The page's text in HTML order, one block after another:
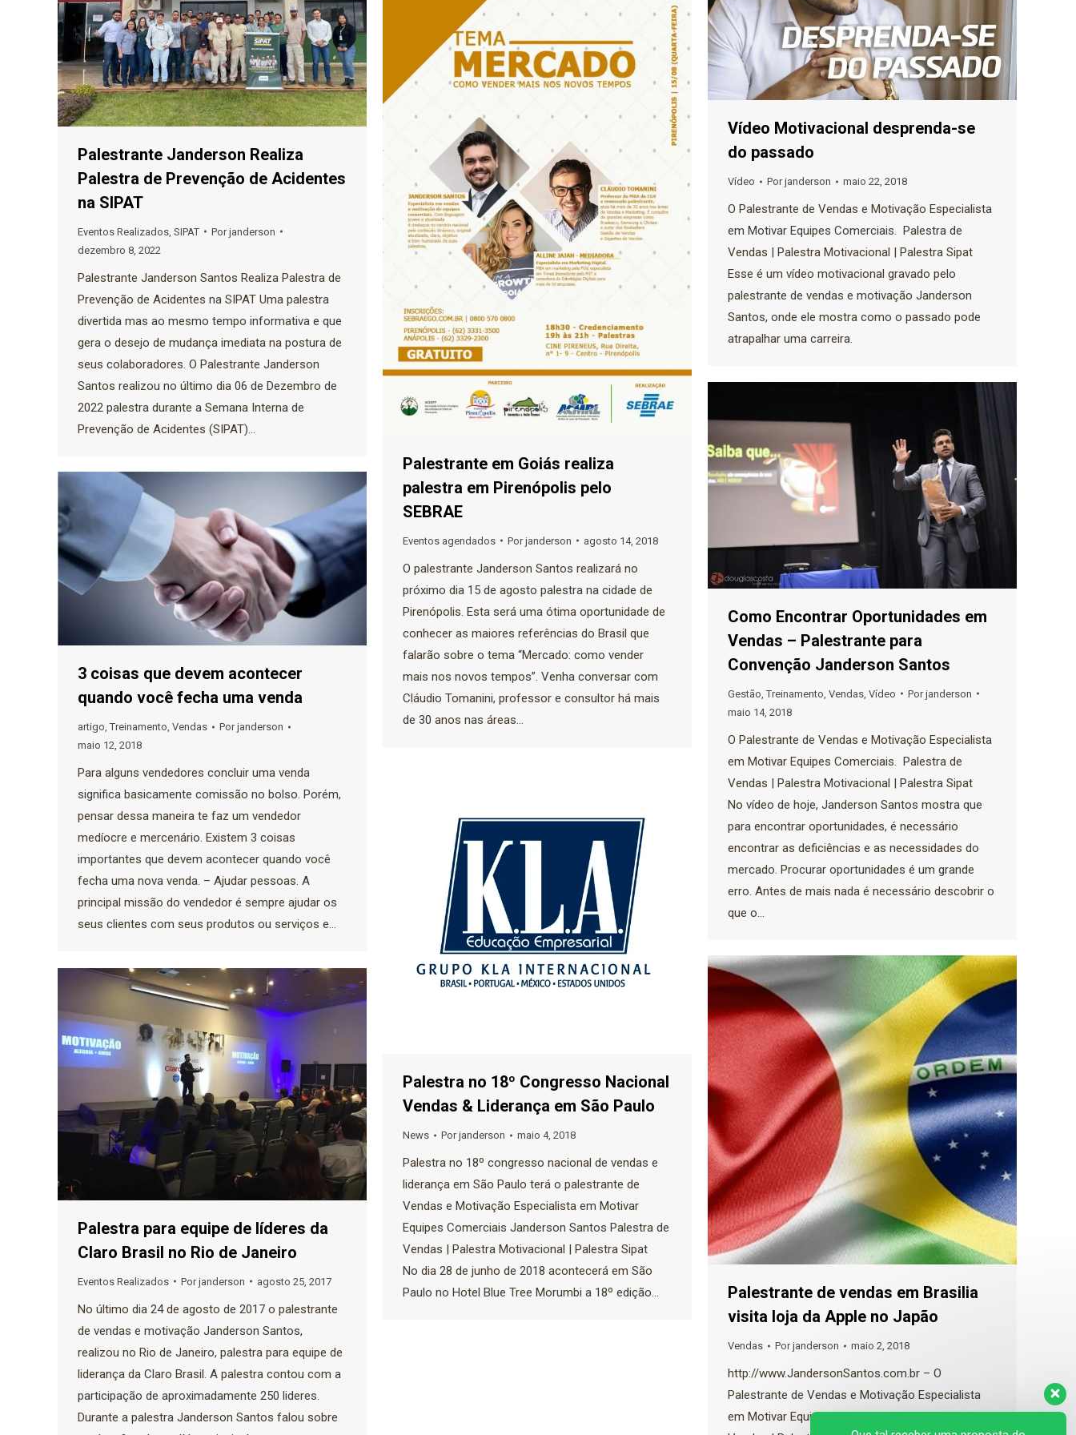
Palestrante Janderson Realiza
Palestra de Prevenção de Acidentes
na SIPAT
Eventos Realizados SIPAT Porjanderson
dezembro 8, 2022
Palestrante Janderson Santos Realiza Palestra de
Prevenção de Acidentes na SIPAT Uma palestra
divertida mas ao mesmo tempo informativa e que
gera o desejo de mudança imediata na postura de
seus colaboradores. O Palestrante Janderson
Santos realizou no último dia 06 de Dezembro de
2022 palestra durante a Semana Interna de
Prevenção de Acidentes (SIPAT)…
Palestrante em Goiás realiza
palestra em Pirenópolis pelo
SEBRAE
Eventos agendados Porjanderson agosto 14, 2018
O palestrante Janderson Santos realizará no
próximo dia 15 de agosto palestra na cidade de
Pirenópolis. Esta será uma ótima oportunidade de
conhecer as maiores referências do Brasil que
falarão sobre o tema “Mercado: como vender
mais nos novos tempos”. Venha conversar com
Cláudio Tomanini, professor e consultor há mais
de 30 anos nas áreas…
Vídeo Motivacional desprenda-se
do passado
Vídeo Porjanderson maio 22, 2018
O Palestrante de Vendas e Motivação Especialista
em Motivar Equipes Comerciais. Palestra de
Vendas | Palestra Motivacional | Palestra Sipat
Esse é um vídeo motivacional gravado pelo
palestrante de vendas e motivação Janderson
Santos, onde ele mostra como o passado pode
atrapalhar uma carreira.
Como Encontrar Oportunidades em
Vendas – Palestrante para
Convenção Janderson Santos
Gestão ,Treinamento Vendas Vídeo Porjanderson
maio 14, 2018
O Palestrante de Vendas e Motivação Especialista
em Motivar Equipes Comerciais. Palestra de
Vendas | Palestra Motivacional | Palestra Sipat
No vídeo de hoje, Janderson Santos mostra que
para encontrar oportunidades, é necessário
encontrar as deficiências e as necessidades do
mercado. Procurar oportunidades é um grande
erro. Antes de mais nada é necessário descobrir o
que o…
3 coisas que devem acontecer
quando você fecha uma venda
artigo,Treinamento, Vendas Porjanderson
maio 12, 2018
Para alguns vendedores concluir uma venda
significa basicamente comissão no bolso. Porém,
pensar dessa maneira te faz um vendedor
medíocre e mercenário. Existem 3 coisas
importantes que devem acontecer quando você
fecha uma nova venda. – Ajudar pessoas. A
principal missão do vendedor é sempre ajudar os
seus clientes com seus produtos ou serviços e…
Palestra no 18º Congresso Nacional
Vendas & Liderança em São Paulo
News Porjanderson maio 4, 2018
Palestra no 18º congresso nacional de vendas e
liderança em São Paulo terá o palestrante de
Vendas e Motivação Especialista em Motivar
Equipes Comerciais Janderson Santos Palestra de
Vendas | Palestra Motivacional | Palestra Sipat
No dia 28 de junho de 2018 acontecerá em São
Paulo no Hotel Blue Tree Morumbi a 18º edição…
Palestrante de vendas em Brasilia
visita loja da Apple no Japão
Vendas Porjanderson maio 2, 2018
http://www.JandersonSantos.com.br – O
Palestrante de Vendas e Motivação Especialista
em Motivar Equipes Comerciais. Palestra de
Palestra para equipe de líderes da
Claro Brasil no Rio de Janeiro
Eventos Realizados Porjanderson agosto 25, 2017
No último dia 24 de agosto de 2017 o palestrante
de vendas e motivação Janderson Santos,
realizou no Rio de Janeiro, palestra para equipe de
liderança da Claro Brasil. A palestra contou com a
participação de aproximadamente 250 lideres.
Durante a palestra Janderson Santos falou sobre